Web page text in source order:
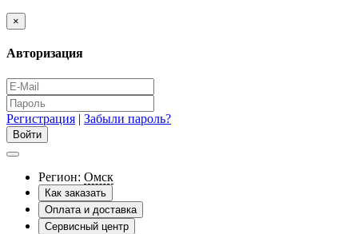
×
Авторизация
Регистрация | Забыли пароль?
Регион: Омск
Как заказать
Оплата и доставка
Сервисный центр